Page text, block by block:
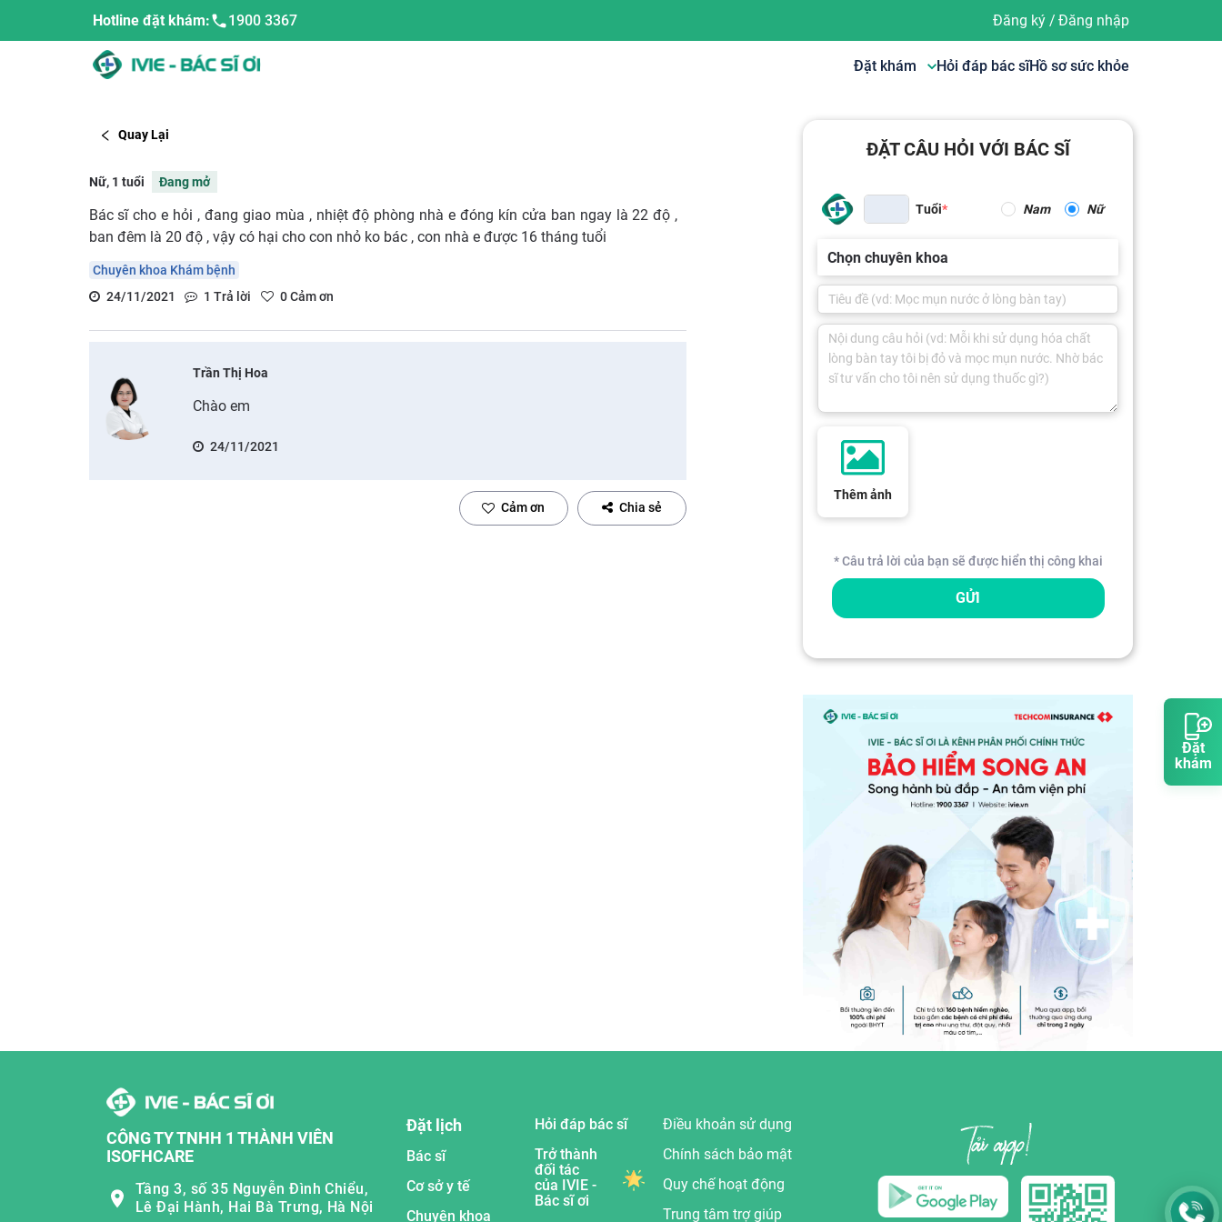
Đặt
khám
Hotline đặt khám: 1900 3367 Đăng ký/ Đăng nhập
Đặt khám Hỏi đáp bác sĩHồ sơ sức khỏe
Quay Lại
Nữ, 1 tuổi Đang mở
Bác sĩ cho e hỏi , đang giao mùa , nhiệt độ phòng nhà e đóng kín cửa ban ngay là 22 độ ,
ban đêm là 20 độ , vậy có hại cho con nhỏ ko bác , con nhà e được 16 tháng tuổi
Chuyên khoa Khám bệnh
24/11/2021
1 Trả lời 0Cảm ơn
Trần Thị Hoa
Chào em
24/11/2021
Cảm ơn Chia sẻ
ĐẶT CÂU HỎI VỚI BÁC SĨ
Tuổi Nam Nữ
Chọn chuyên khoa
Thêm ảnh
* Câu trả lời của bạn sẽ được hiển thị công khai
GỬI
CÔNG TY TNHH 1 THÀNH VIÊN
ISOFHCARE
Tầng 3, số 35 Nguyễn Đình Chiểu,
Lê Đại Hành, Hai Bà Trưng, Hà Nội
Đặt lịch
Bác sĩ
Cơ sở y tế
Chuyên khoa
Hỏi đáp bác sĩ
Trở thành
đối tác
của IVIE -
Bác sĩ ơi
Điều khoản sử dụng
Chính sách bảo mật
Quy chế hoạt động
Trung tâm trợ giúp